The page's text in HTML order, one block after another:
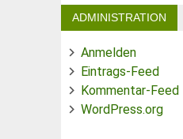
ADMINISTRATION
Anmelden
Eintrags-Feed
Kommentar-Feed
WordPress.org